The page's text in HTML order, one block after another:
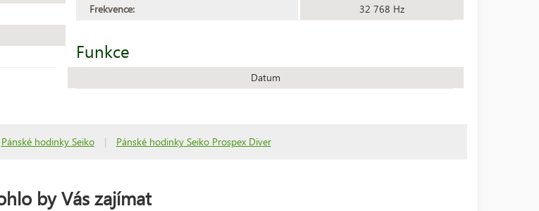
Frekvence:
32 768 Hz
Funkce
Datum
Pánské hodinky Seiko | Pánské hodinky Seiko Prospex Diver
by Vás zajímat